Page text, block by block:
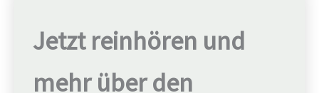
Jetzt reinhören und
mehr über den